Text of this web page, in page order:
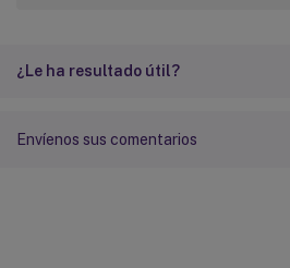
¿Le ha resultado útil?
Envíenos sus comentarios